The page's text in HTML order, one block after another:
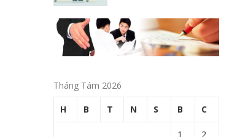
Tháng Tám 2026
H B T N S B C
1 2